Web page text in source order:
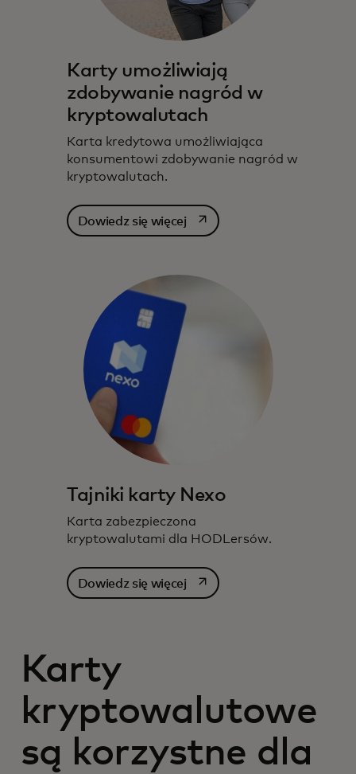
Karty umożliwiają
zdobywanie nagród w
kryptowalutach
Karta kredytowa umożliwiająca
konsumentowi zdobywanie nagród w
kryptowalutach.
Dowiedz się więcejopens in a new tab
Tajniki karty Nexo
Karta zabezpieczona
kryptowalutami dla HODLersów.
Dowiedz się więcejopens in a new tab
Karty
kryptowalutowe
są korzystne dla